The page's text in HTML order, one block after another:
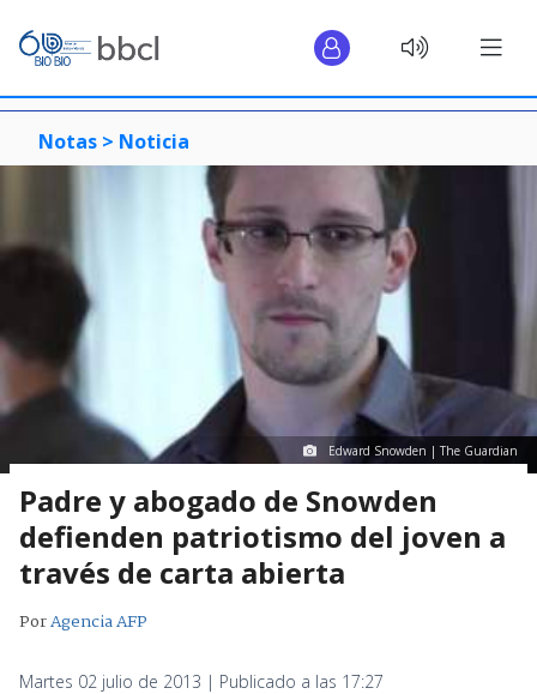
Notas > Noticia
Edward Snowden | The Guardian
Padre y abogado de Snowden
defienden patriotismo del joven a
través de carta abierta
PorAgencia AFP
Martes 02 julio de 2013 | Publicado a las 17:27